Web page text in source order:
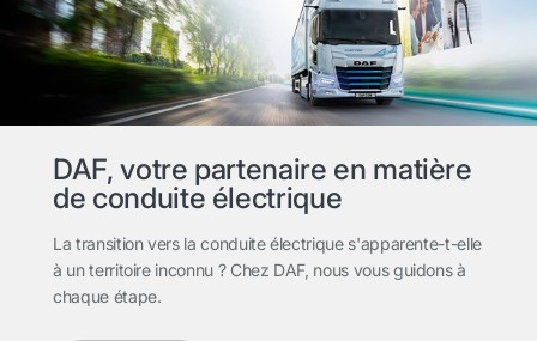
DAF, votre partenaire en matière
de conduite électrique
La transition vers la conduite électrique s'apparente-t-elle
à un territoire inconnu ? Chez DAF, nous vous guidons à
chaque étape.